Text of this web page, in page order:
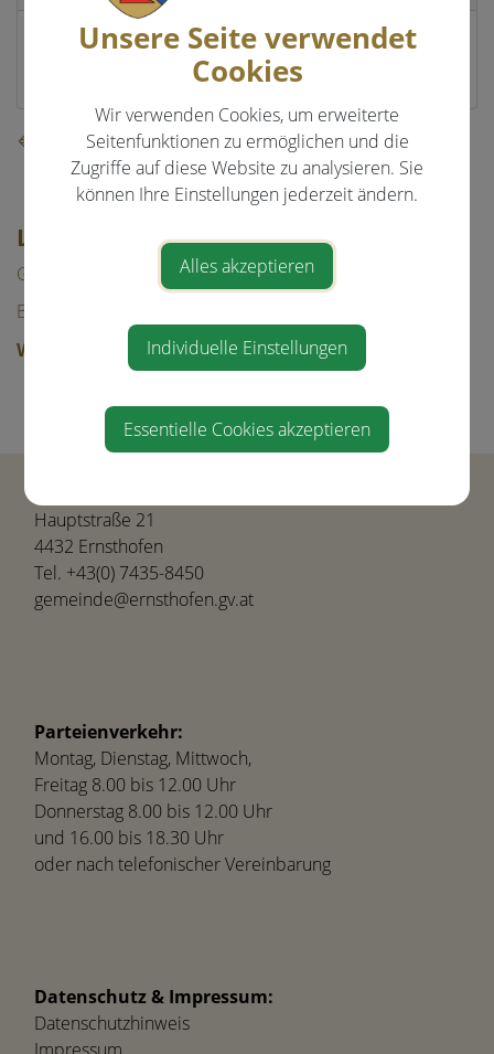
LEBEN IN ERNSTHOFEN
Gesundheit & Bildung
Bauen/Wohnen
Wirtschaft
Weinzierl 16
⇐ zurück
Hauptstraße 21
4432 Ernsthofen
Tel. +43(0) 7435-8450
gemeinde@ernsthofen.gv.at
Parteienverkehr:
Montag, Dienstag, Mittwoch,
Freitag 8.00 bis 12.00 Uhr
Donnerstag 8.00 bis 12.00 Uhr
und 16.00 bis 18.30 Uhr
oder nach telefonischer Vereinbarung
Datenschutz & Impressum:
Datenschutzhinweis
Unsere Seite verwendet
Cookies
Wir verwenden Cookies, um erweiterte
Seitenfunktionen zu ermöglichen und die
Zugriffe auf diese Website zu analysieren. Sie
können Ihre Einstellungen jederzeit ändern.
Alles akzeptieren
Individuelle Einstellungen
Essentielle Cookies akzeptieren